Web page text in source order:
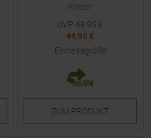
Kinder
UVP 49,95 €
44,95 €
Einheitsgröße
ZUM PRODUKT